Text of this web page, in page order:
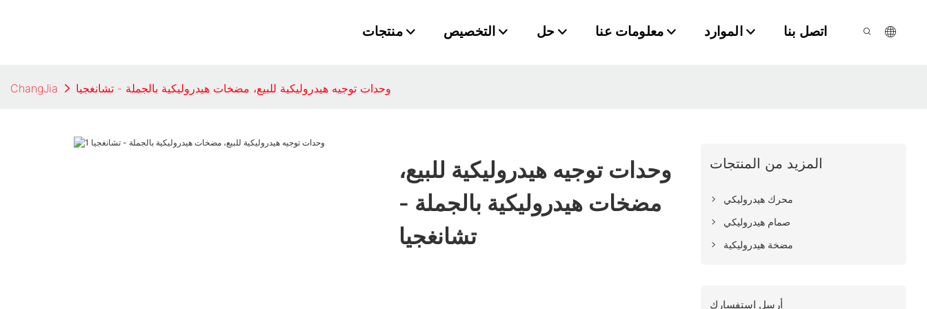
منتجات التخصيص حل معلومات عنا الموارد اتصل بنا
ChangJia وحدات توجيه هيدروليكية للبيع، مضخات هيدروليكية بالجملة - تشانغجيا
وحدات توجيه هيدروليكية للبيع،
مضخات هيدروليكية بالجملة -
تشانغجيا
المزيد من المنتجات
محرك هيدروليكي
صمام هيدروليكي
مضخة هيدروليكية
أرسل استفسارك